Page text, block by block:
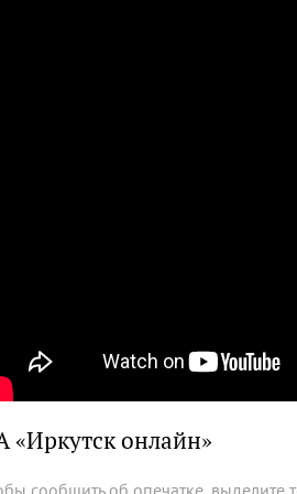
«Иркутск онлайн»
сообщить об опечатке, выделите